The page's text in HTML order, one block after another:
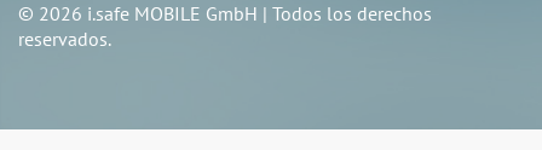
© 2026 i.safe MOBILE GmbH | Todos los derechos
reservados.